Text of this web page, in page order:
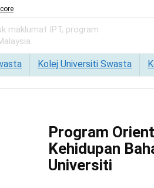
maklumat IPT, program
Kolej Universiti Swasta
Program
Kehidupan
Universiti